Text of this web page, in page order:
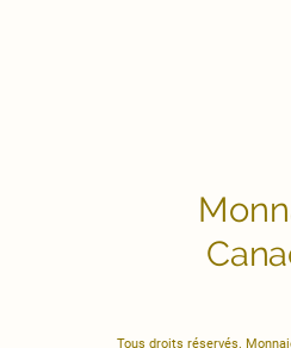
Tous droits réservés.